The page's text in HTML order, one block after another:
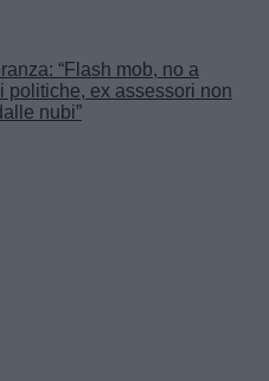
“Flash mob, no a
politiche, ex assessori non
nubi”